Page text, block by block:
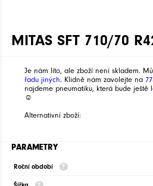
MITAS SFT 710/70
Je nám líto, ale zboží není skladem.
řadu jiných. Klidně nám zavolejte na
najdeme pneumatiku, která bude ještě
☺
Alternativní zboží:
PARAMETRY
Roční období